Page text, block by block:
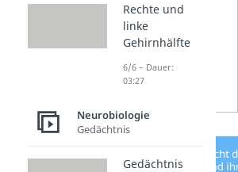
Rechte und
linke
Gehirnhälfte
6/6 – Dauer:
03:27
Neurobiologie
Gedächtnis
Gedächtnis